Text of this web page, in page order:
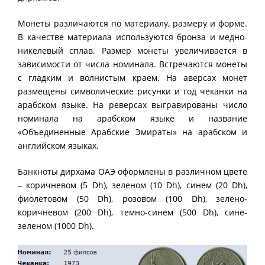
Монеты различаются по материалу, размеру и форме.
В качестве материала используются бронза и медно-
никелевый сплав. Размер монеты увеличивается в
зависимости от числа номинала. Встречаются монеты
с гладким и волнистым краем. На аверсах монет
размещены символические рисунки и год чеканки на
арабском языке. На реверсах выгравированы число
номинала на арабском языке и название
«Объединенные Арабские Эмираты» на арабском и
английском языках.
Банкноты дирхама ОАЭ оформлены в различном цвете
– коричневом (5 Dh), зеленом (10 Dh), синем (20 Dh),
фиолетовом (50 Dh), розовом (100 Dh), зелено-
коричневом (200 Dh), темно-синем (500 Dh), сине-
зеленом (1000 Dh).